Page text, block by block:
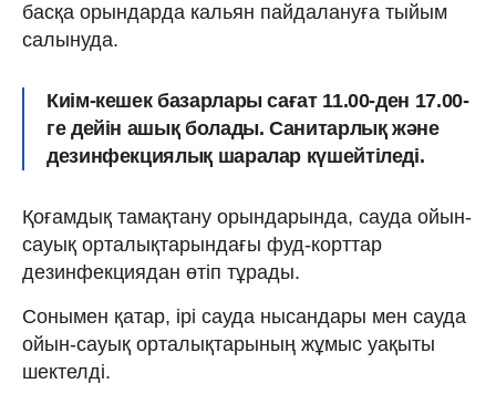
басқа орындарда кальян пайдалануға тыйым
салынуда.
Киім-кешек базарлары сағат 11.00-ден 17.00-
ге дейін ашық болады. Санитарлық және
дезинфекциялық шаралар күшейтіледі.
Қоғамдық тамақтану орындарында, сауда ойын-
сауық орталықтарындағы фуд-корттар
дезинфекциядан өтіп тұрады.
Сонымен қатар, ірі сауда нысандары мен сауда
ойын-сауық орталықтарының жұмыс уақыты
шектелді.